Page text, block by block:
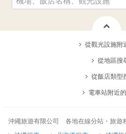
從觀光設施附
從地區搜
從飯店類型
電車站附近
沖繩旅遊有限公司 各地在線分站・旅遊